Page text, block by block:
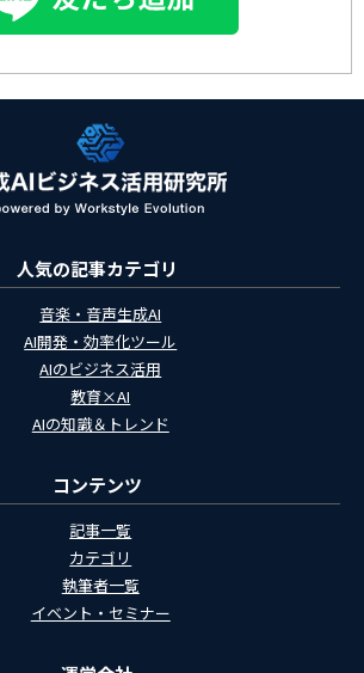
人気の記事カテゴリ
音楽・音声生成AI
AI開発・効率化ツール
AIのビジネス活用
教育×AI
AIの知識＆トレンド
コンテンツ
記事一覧
カテゴリ
執筆者一覧
イベント・セミナー